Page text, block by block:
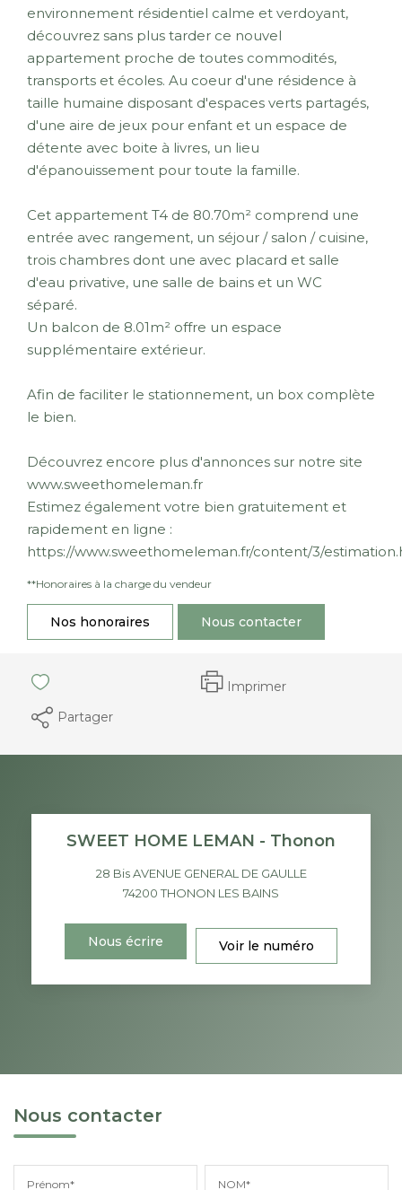
environnement résidentiel calme et verdoyant,
découvrez sans plus tarder ce nouvel
appartement proche de toutes commodités,
transports et écoles. Au coeur d'une résidence à
taille humaine disposant d'espaces verts partagés,
d'une aire de jeux pour enfant et un espace de
détente avec boite à livres, un lieu
d'épanouissement pour toute la famille.
Cet appartement T4 de 80.70m² comprend une
entrée avec rangement, un séjour / salon / cuisine,
trois chambres dont une avec placard et salle
d'eau privative, une salle de bains et un WC
séparé.
Un balcon de 8.01m² offre un espace
supplémentaire extérieur.
Afin de faciliter le stationnement, un box complète
le bien.
Découvrez encore plus d'annonces sur notre site
www.sweethomeleman.fr
Estimez également votre bien gratuitement et
rapidement en ligne :
https://www.sweethomeleman.fr/content/3/
**Honoraires à la charge du vendeur
Nos honoraires Nous contacter
Imprimer
Partager
SWEET HOME LEMAN - Thonon
28 Bis AVENUE GENERAL DE GAULLE
74200THONON LES BAINS
Nous écrire Voir le numéro
Nous contacter
Prénom* NOM*